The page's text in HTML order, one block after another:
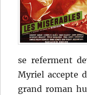
se referment
Myriel accepte
grand roman